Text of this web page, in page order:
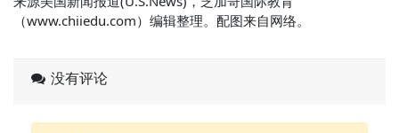
（www.chiiedu.com）编辑整理。配图来自网络。
没有评论